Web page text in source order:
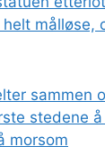
målløse,
sammen
stedene
morsom